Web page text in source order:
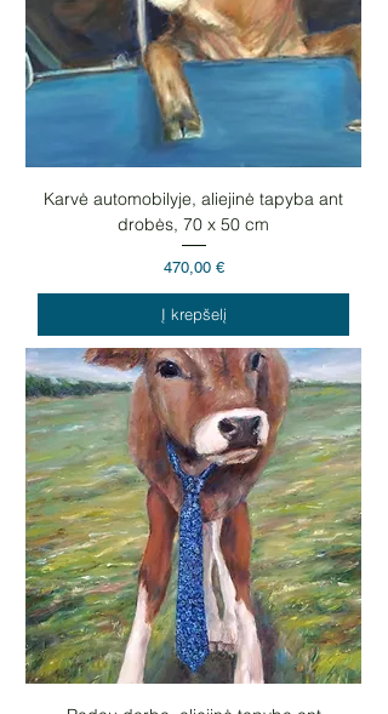
Karvė automobilyje, aliejinė tapyba ant
drobės, 70 x 50 cm
Kaina
470,00 €
Į krepšelį